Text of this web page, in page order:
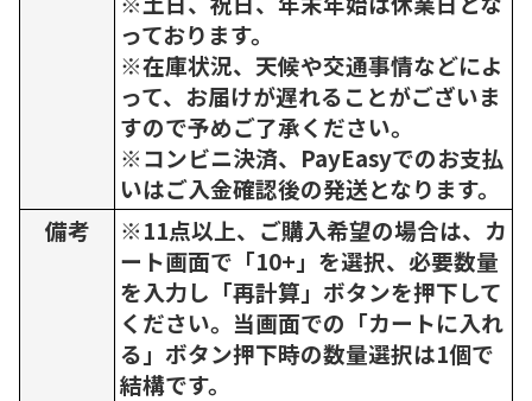
っております。
※在庫状況、天候や交通事情などによ
って、お届けが遅れることがございま
すので予めご了承ください。
※コンビニ決済、PayEasyでのお支払
いはご入金確認後の発送となります。
備考
※11点以上、ご購入希望の場合は、カ
ート画面で「10+」を選択、必要数量
を入力し「再計算」ボタンを押下して
ください。当画面での「カートに入れ
る」ボタン押下時の数量選択は1個で
結構です。